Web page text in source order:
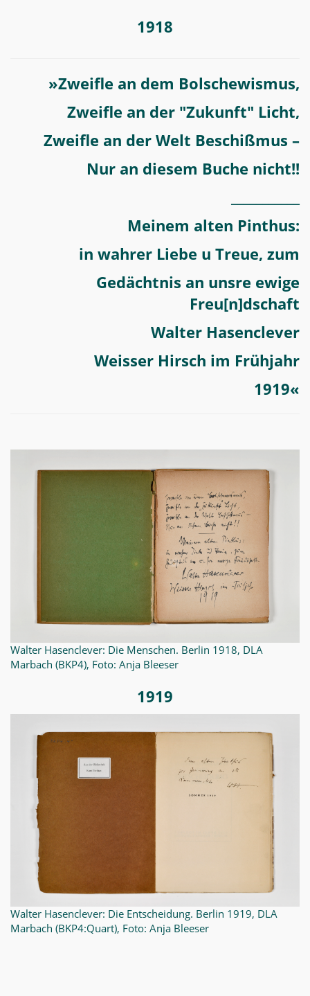
1918
»Zweifle an dem Bolschewismus,
Zweifle an der "Zukunft" Licht,
Zweifle an der Welt Beschißmus –
Nur an diesem Buche nicht!!
Meinem alten Pinthus:
in wahrer Liebe u Treue, zum
Gedächtnis an unsre ewige
Freu[n]dschaft
Walter Hasenclever
Weisser Hirsch im Frühjahr
1919«
Walter Hasenclever: Die Menschen. Berlin 1918, DLA
Marbach (BKP4), Foto: Anja Bleeser
1919
Walter Hasenclever: Die Entscheidung. Berlin 1919, DLA
Marbach (BKP4:Quart), Foto: Anja Bleeser